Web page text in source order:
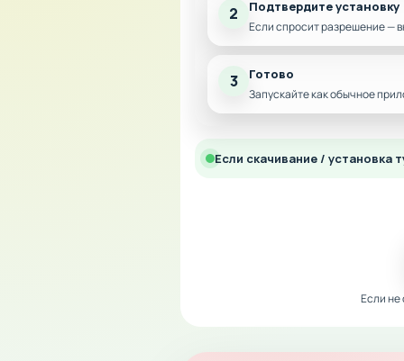
2 Подтвердите установку
Если спросит разрешение —
3 Готово
Запускайте как обычное
Если скачивание / установка
Если не